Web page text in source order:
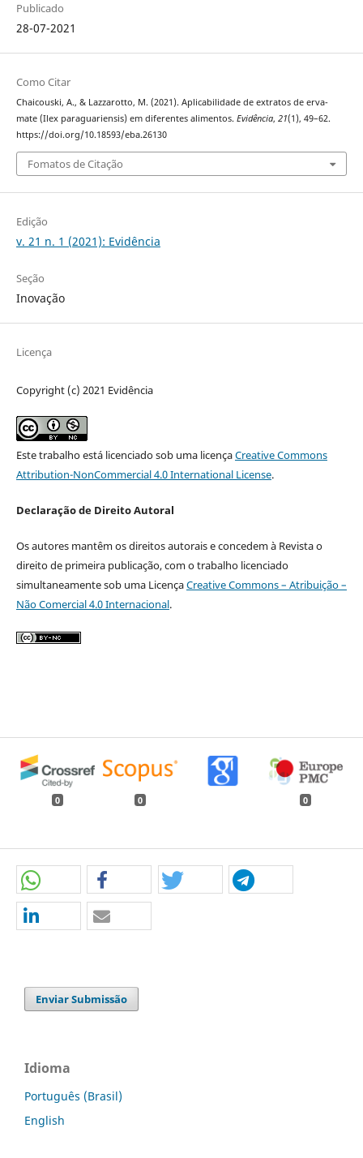
Publicado
28-07-2021
Como Citar
Chaicouski, A., & Lazzarotto, M. (2021). Aplicabilidade de extratos de erva-
mate (Ilex paraguariensis) em diferentes alimentos. Evidência, 21(1), 49–62.
https://doi.org/10.18593/eba.26130
Fomatos de Citação
Edição
v. 21 n. 1 (2021): Evidência
Seção
Inovação
Licença
Copyright (c) 2021 Evidência
Este trabalho está licenciado sob uma licençaCreative Commons
Attribution-NonCommercial 4.0 International License.
Declaração de Direito Autoral
Os autores mantêm os direitos autorais e concedem à Revista o
direito de primeira publicação, com o trabalho licenciado
simultaneamente sob uma LicençaCreative Commons – Atribuição –
Não Comercial 4.0 Internacional.
0 0 0
Enviar Submissão
Idioma
Português (Brasil)
English